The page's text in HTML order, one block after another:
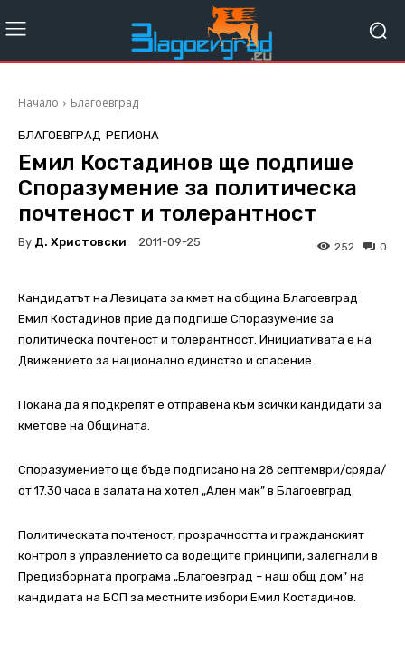
Начало Благоевград
БЛАГОЕВГРАД РЕГИОНА
Емил Костадинов ще подпише
Споразумение за политическа
почтеност и толерантност
By Д. Христовски 2011-09-25 0
252
Кандидатът на Левицата за кмет на община Благоевград
Емил Костадинов прие да подпише Споразумение за
политическа почтеност и толерантност. Инициативата е на
Движението за национално единство и спасение.
Покана да я подкрепят е отправена към всички кандидати за
кметове на Общината.
Споразумението ще бъде подписано на 28 септември/сряда/
от 17.30 часа в залата на хотел „Ален мак” в Благоевград.
Политическата почтеност, прозрачността и гражданският
контрол в управлението са водещите принципи, залегнали в
Предизборната програма „Благоевград – наш общ дом” на
кандидата на БСП за местните избори Емил Костадинов.